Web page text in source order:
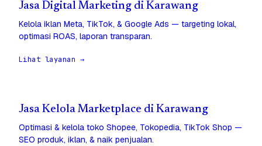
Jasa Digital Marketing di Karawang
Kelola iklan Meta, TikTok, & Google Ads — targeting lokal,
optimasi ROAS, laporan transparan.
Lihat layanan →
Jasa Kelola Marketplace di Karawang
Optimasi & kelola toko Shopee, Tokopedia, TikTok Shop —
SEO produk, iklan, & naik penjualan.